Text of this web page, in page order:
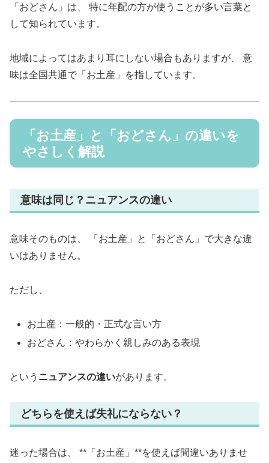
「おどさん」は、 特に年配の方が使うことが多い言葉と
して知られています。
地域によってはあまり耳にしない場合もありますが、 意
味は全国共通で「お土産」を指しています。
「お土産」と「おどさん」の違いを
やさしく解説
意味は同じ？ニュアンスの違い
意味そのものは、 「お土産」と「おどさん」で大きな違
いはありません。
ただし、
お土産：一般的・正式な言い方
おどさん：やわらかく親しみのある表現
という ニュアンスの違いがあります。
どちらを使えば失礼にならない？
迷った場合は、 **「お土産」**を使えば間違いありませ